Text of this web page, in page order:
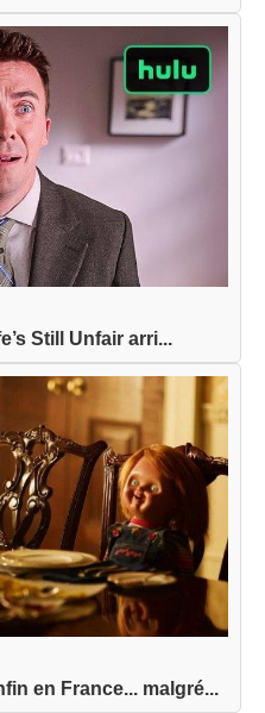
Still Unfair arri...
en France... malgré...